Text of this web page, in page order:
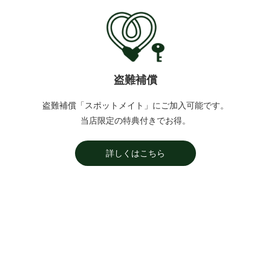
盗難補償
盗難補償「スポットメイト」にご加入可能です。
当店限定の特典付きでお得。
詳しくはこちら